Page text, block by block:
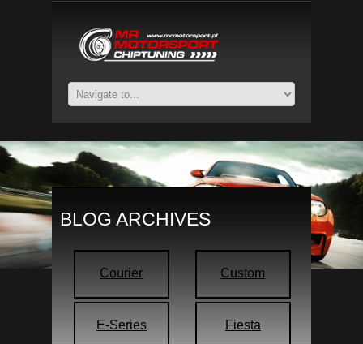
BLOG ARCHIVES
Courier Custom
E-Series Fiesta